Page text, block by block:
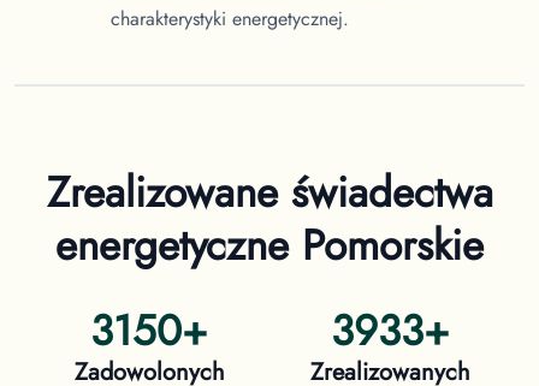
charakterystyki energetycznej.
Zrealizowane świadectwa
energetyczne Pomorskie
3150+
Zadowolonych
3933+
Zrealizowanych